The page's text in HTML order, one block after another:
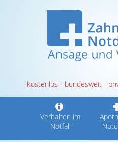
kostenlos - bundesweit -
Verhalten im
Notfall